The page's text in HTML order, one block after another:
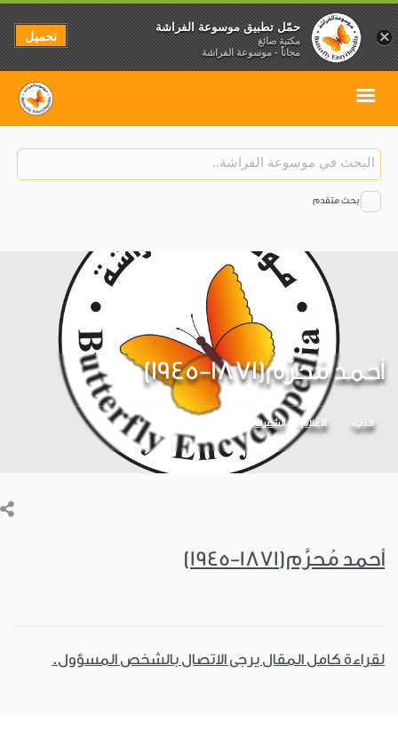
بحث متقدم
أحمد مُحرَّم(1871-1945)
الأدب الأعلام الشعراء
أحمد مُحرَّم(1871-1945)
لقراءة كامل المقال يرجى الاتصال بالشخص المسؤول.
×
حمّل تطبيق موسوعة الفراشة
مكتبة صائغ
مجاناً - موسوعة الفراشة
تحميل